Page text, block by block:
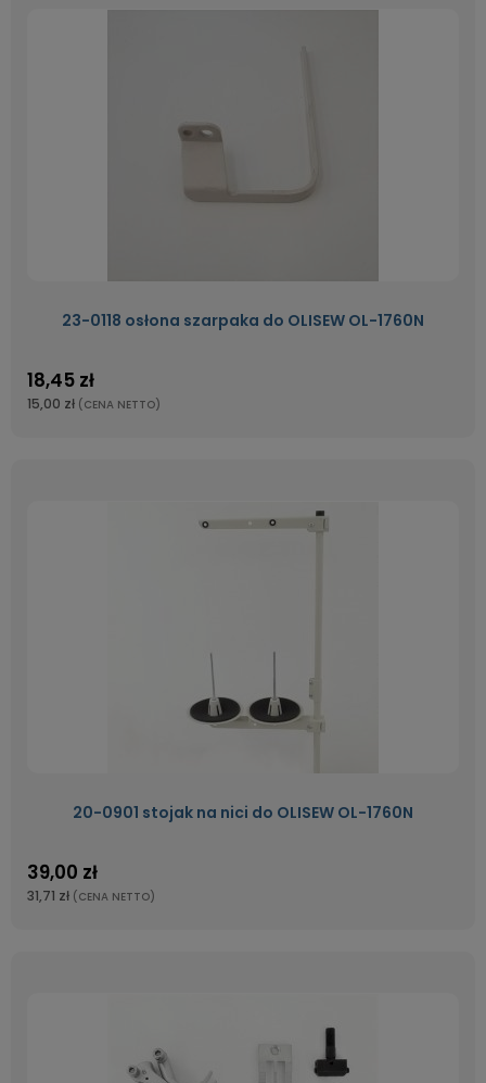
23-0118 osłona szarpaka do OLISEW OL-1760N
18,45 zł
15,00 zł (CENA NETTO)
20-0901 stojak na nici do OLISEW OL-1760N
39,00 zł
31,71 zł (CENA NETTO)